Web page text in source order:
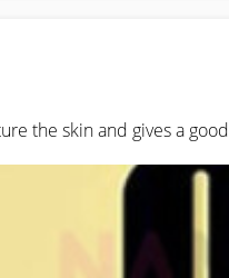
the skin and gives a